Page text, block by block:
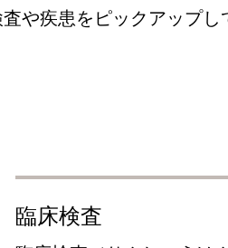
や疾患をピックアップし
臨床検査